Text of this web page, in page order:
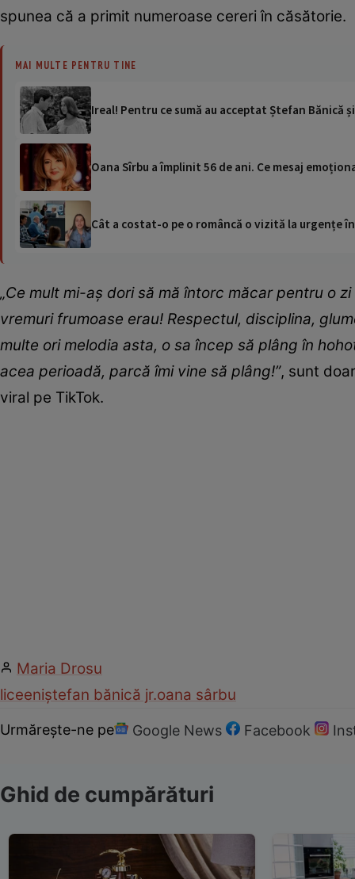
spunea că a primit numeroase cereri în căsătorie.
MAI MULTE PENTRU TINE
Ireal! Pentru ce sumă au acceptat Ștefan Bănică
Oana Sîrbu a împlinit 56 de ani. Ce mesaj
Cât a costat-o pe o româncă o vizită la urgențe
„Ce mult mi-aș dori să mă întorc măcar pentru o
vremuri frumoase erau! Respectul, disciplina,
multe ori melodia asta, o sa încep să plâng în
acea perioadă, parcă îmi vine să plâng!”, sunt
viral pe TikTok.
Maria Drosu
liceeniștefan bănică jr.oana sârbu
Urmărește-ne pe Google News Facebook
Ghid de cumpărături